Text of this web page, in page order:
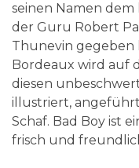
seinen Namen
der Guru Robert
Thunevin gegeben
Bordeaux wird auf
diesen
illustriert,
Schaf. Bad Boy ist
frisch und